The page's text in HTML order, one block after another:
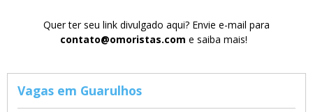
Quer ter seu link divulgado aqui? Envie e-mail para
contato@omoristas.com e saiba mais!
Vagas em Guarulhos